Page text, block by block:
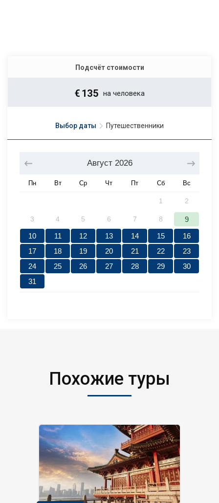
Подсчёт стоимости
€ 135 на человека
Выбор даты Путешественники
Август 2026
Пн Вт Ср Чт Пт Сб Вс
1 2
3 4 5 6 7 8
9
10
11 12 13 14 15
16
17
18 19 20 21 22
23
24
25 26 27 28 29
30
31
Похожие туры